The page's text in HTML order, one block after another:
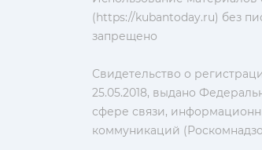
(https://kubantoday.ru) без
запрещено
Свидетельство о
25.05.2018, выдано
сфере связи,
коммуникаций